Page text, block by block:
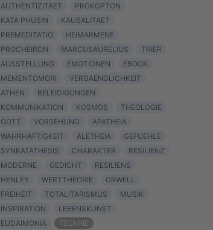
AUTHENTIZITAET
PROKOPTON
KATA PHUSIN
KAUSALITAET
PREMEDITATIO
HEIMARMENE
PROCHEIRON
MARCUSAURELIUS
TRIER
AUSSTELLUNG
EMOTIONEN
EBOOK
MEMENTOMORI
VERGAENGLICHKEIT
ATHEN
BELEIDIGUNGEN
KOMMUNIKATION
KOSMOS
THEOLOGIE
GOTT
VORSEHUNG
APATHEIA
WAHRHAFTIGKEIT
ALETHEIA
GEFUEHLE
SYNKATATHESIS
CHARAKTER
RESILIENZ
MODERNE
GEDICHT
RESILIENS
HENLEY
WERTTHEORIE
ORWELL
FREIHEIT
TOTALITARISMUS
MUSIK
INSPIRATION
LEBENSKUNST
EUDAIMONIA
TECHNE